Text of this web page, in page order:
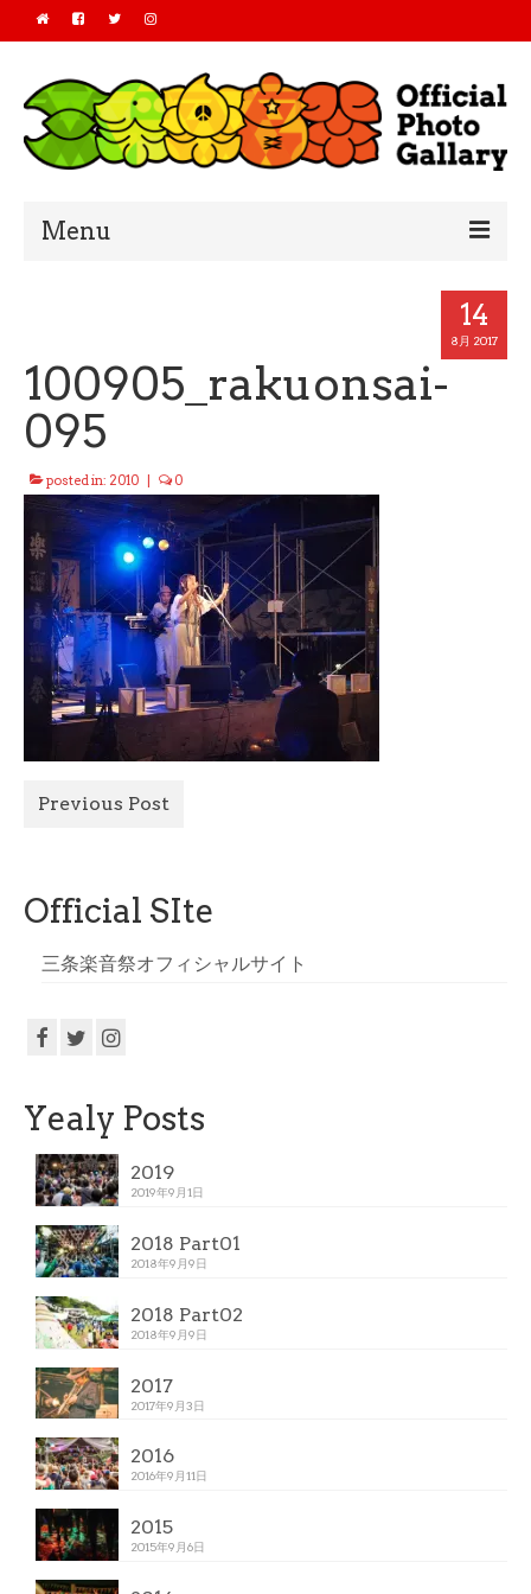
Menu
2018
2017
2016
All Photo
Official Site
14
8月 2017
100905_rakuonsai-
095
posted in: 2010 0
Previous Post
Official SIte
三条楽音祭オフィシャルサイト
Yealy Posts
2019
2019年9月1日
2018 Part01
2018年9月9日
2018 Part02
2018年9月9日
2017
2017年9月3日
2016
2016年9月11日
2015
2015年9月6日